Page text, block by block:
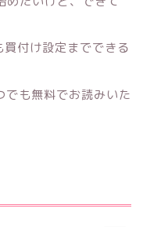
付け設定までできる
も無料でお読みいた